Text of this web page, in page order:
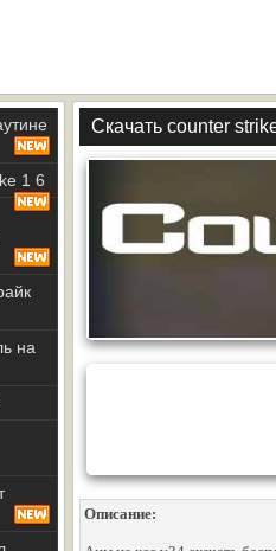
1 6
на
Скачать counter
Описание: